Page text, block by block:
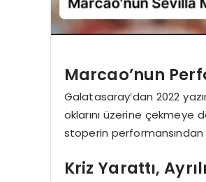
Marcao’nun
Galatasaray’dan 2022
oklarını üzerine çekmeye
stoperin
Kriz Yarattı,